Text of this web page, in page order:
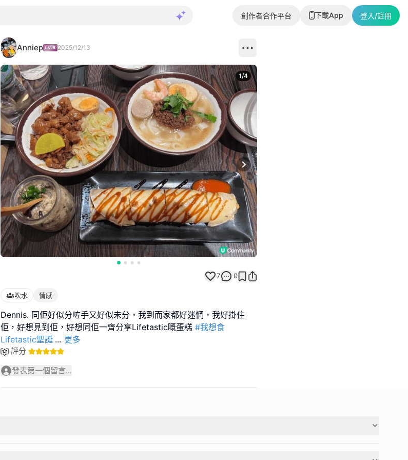
創作者合作平台 下載App 登入/註冊
Anniep 2025/12/13
Next slide
1/4
7 0
吹水 情感
Dennis. 同佢好似分咗手又好似未分，我到而家都好迷惘，我好掛住
佢，好想見到佢，好想同佢一齊分享Lifetastic嘅蛋糕 #我想食
Lifetastic聖誕 ... 更多
評分
發表第一個留言...